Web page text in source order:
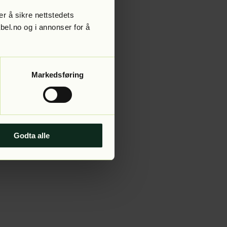
å sikre nettstedets
og i annonser for å
Markedsføring
Godta alle